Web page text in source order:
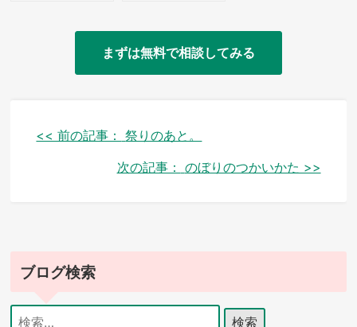
まずは無料で相談してみる
投
ー
シ
<< 前の記事：
祭りのあと。
次の記事： のぼりのつかいかた >>
ブログ検索
検